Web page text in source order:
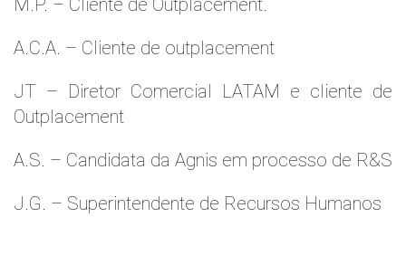
M.P. – Cliente de Outplacement.
A.C.A. – Cliente de outplacement
JT – Diretor Comercial LATAM e cliente de
Outplacement
A.S. – Candidata da Agnis em processo de R&S
J.G. – Superintendente de Recursos Humanos